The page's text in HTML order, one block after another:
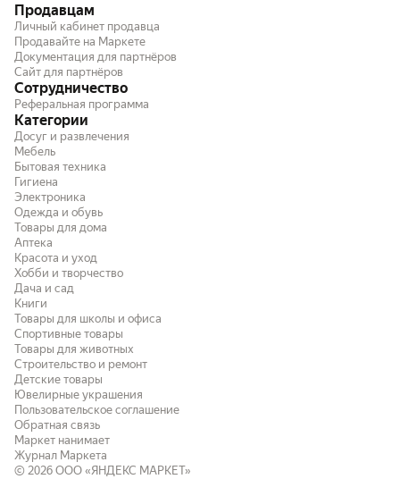
Продавцам
Личный кабинет продавца
Продавайте на Маркете
Документация для партнёров
Сайт для партнёров
Сотрудничество
Реферальная программа
Категории
Досуг и развлечения
Мебель
Бытовая техника
Гигиена
Электроника
Одежда и обувь
Товары для дома
Аптека
Красота и уход
Хобби и творчество
Дача и сад
Книги
Товары для школы и офиса
Спортивные товары
Товары для животных
Строительство и ремонт
Детские товары
Ювелирные украшения
Пользовательское соглашение
Обратная связь
Маркет нанимает
Журнал Маркета
© 2026 ООО «ЯНДЕКС МАРКЕТ»